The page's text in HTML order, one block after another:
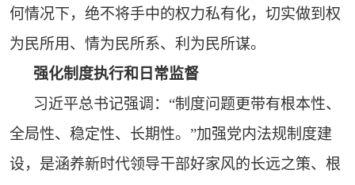
何情况下，绝不将手中的权力私有化，切实做到权
为民所用、情为民所系、利为民所谋。
强化制度执行和日常监督
习近平总书记强调：“制度问题更带有根本性、
全局性、稳定性、长期性。”加强党内法规制度建
设，是涵养新时代领导干部好家风的长远之策、根